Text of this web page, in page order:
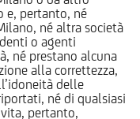
e, pertanto, né
né altra società
o agenti
né prestano alcuna
alla correttezza,
delle
né di qualsiasi
pertanto,